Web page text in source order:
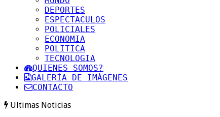
DEPORTES
ESPECTACULOS
POLICIALES
ECONOMIA
POLITICA
TECNOLOGIA
QUIENES SOMOS?
GALERÍA DE IMÁGENES
CONTACTO
Ultimas Noticias